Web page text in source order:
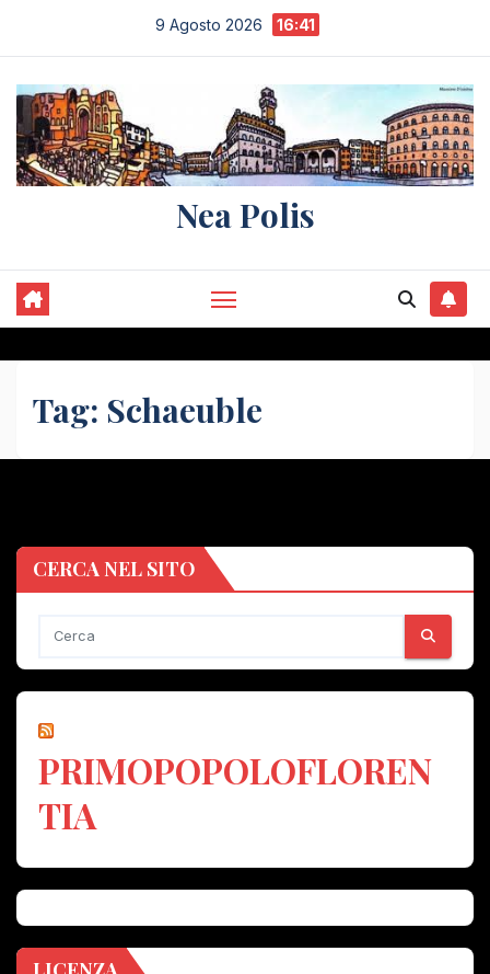
contenuto
9 Agosto 2026 16:41
Nea Polis
Tag: Schaeuble
CERCA NEL SITO
PRIMOPOPOLOFLOREN
TIA